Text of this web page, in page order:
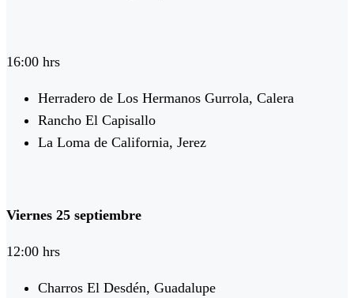
16:00 hrs
Herradero de Los Hermanos Gurrola, Calera
Rancho El Capisallo
La Loma de California, Jerez
Viernes 25 septiembre
12:00 hrs
Charros El Desdén, Guadalupe